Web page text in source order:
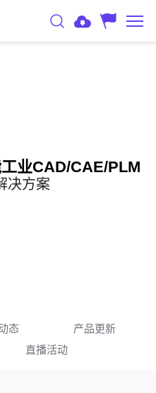
业CAD/CAE/PLM
决方案
态
产品更新
直播活动